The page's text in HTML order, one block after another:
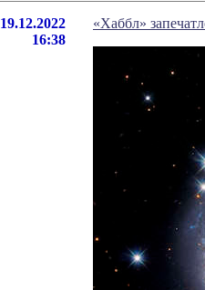
19.12.2022
16:38
«Хаббл»